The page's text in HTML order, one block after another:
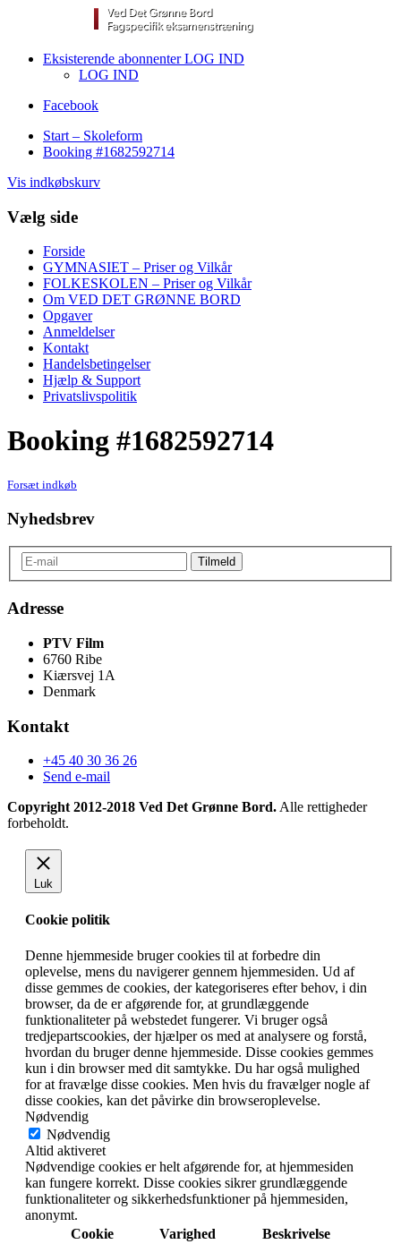
Eksisterende abonnenter LOG IND
LOG IND
Facebook
Start – Skoleform
Booking #1682592714
Vis indkøbskurv
Vælg side
Forside
GYMNASIET – Priser og Vilkår
FOLKESKOLEN – Priser og Vilkår
Om VED DET GRØNNE BORD
Opgaver
Anmeldelser
Kontakt
Handelsbetingelser
Hjælp & Support
Privatslivspolitik
Booking #1682592714
Forsæt indkøb
Nyhedsbrev
Adresse
PTV Film
6760 Ribe
Kiærsvej 1A
Denmark
Kontakt
+45 40 30 36 26
Send e-mail
Copyright 2012-2018 Ved Det Grønne Bord. Alle rettigheder
forbeholdt.
Luk
Cookie politik
Denne hjemmeside bruger cookies til at forbedre din
oplevelse, mens du navigerer gennem hjemmesiden. Ud af
disse gemmes de cookies, der kategoriseres efter behov, i din
browser, da de er afgørende for, at grundlæggende
funktionaliteter på webstedet fungerer. Vi bruger også
tredjepartscookies, der hjælper os med at analysere og forstå,
hvordan du bruger denne hjemmeside. Disse cookies gemmes
kun i din browser med dit samtykke. Du har også mulighed
for at fravælge disse cookies. Men hvis du fravælger nogle af
disse cookies, kan det påvirke din browseroplevelse.
Nødvendig
Nødvendig
Altid aktiveret
Nødvendige cookies er helt afgørende for, at hjemmesiden
kan fungere korrekt. Disse cookies sikrer grundlæggende
funktionaliteter og sikkerhedsfunktioner på hjemmesiden,
anonymt.
Cookie
Varighed Beskrivelse